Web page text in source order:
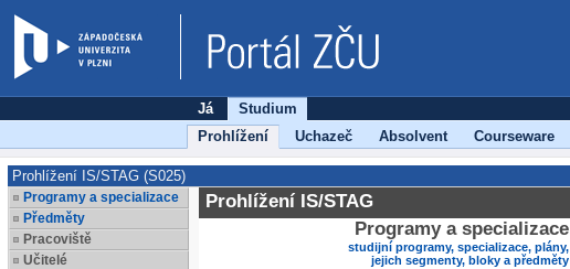
Já
Studium
Prohlížení
Uchazeč Absolvent Courseware
Prohlížení IS/STAG (S025)
Programy a specializace
Předměty
Pracoviště
Učitelé
Prohlížení IS/STAG
Programy a specializace
studijní programy, specializace, plány,
jejich segmenty, bloky a předměty